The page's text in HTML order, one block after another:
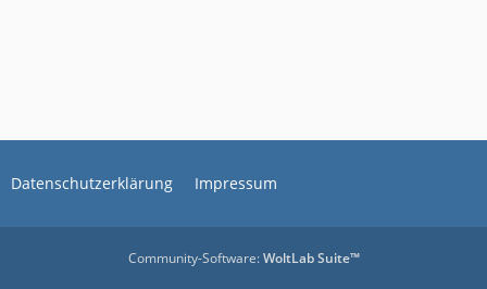
Datenschutzerklärung Impressum
Community-Software:WoltLab Suite™